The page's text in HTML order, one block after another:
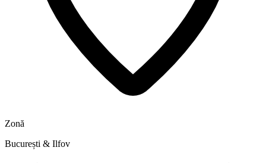
Zonă
București & Ilfov